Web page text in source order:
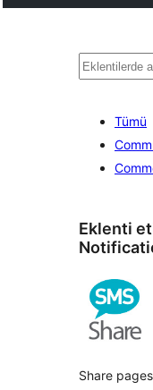
Ara
Tümü
Eklenti
Share